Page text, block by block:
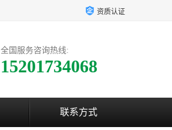
资质认证
全国服务咨询热线:
15201734068
联系方式